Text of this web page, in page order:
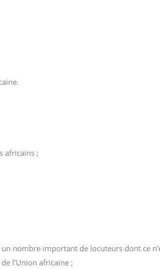
africains ;
nombre important de locuteurs dont ce
l’Union africaine ;